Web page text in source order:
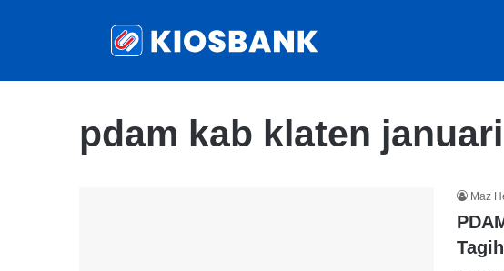
pdam kab klaten
Maz